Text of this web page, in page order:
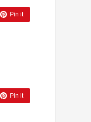
Pin it
Pin it